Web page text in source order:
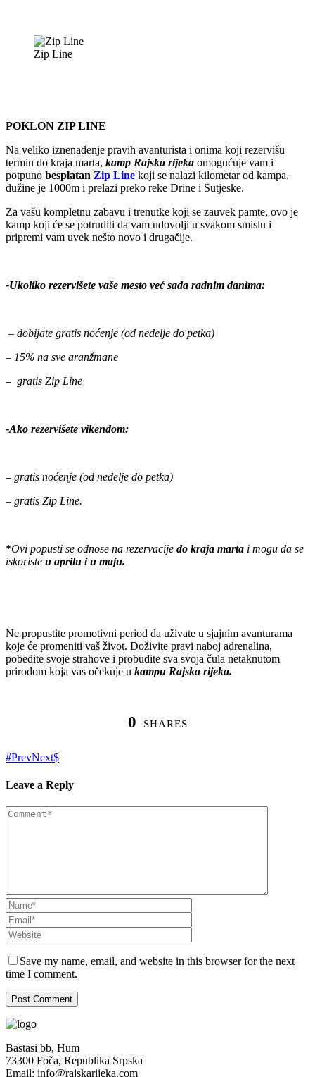
Zip Line
POKLON ZIP LINE
Na veliko iznenađenje pravih avanturista i onima koji rezervišu
termin do kraja marta, kamp Rajska rijeka omogućuje vam i
potpuno besplatan Zip Line koji se nalazi kilometar od kampa,
dužine je 1000m i prelazi preko reke Drine i Sutjeske.
Za vašu kompletnu zabavu i trenutke koji se zauvek pamte, ovo je
kamp koji će se potruditi da vam udovolji u svakom smislu i
pripremi vam uvek nešto novo i drugačije.
-Ukoliko rezervišete vaše mesto već sada radnim danima:
– dobijate gratis noćenje (od nedelje do petka)
– 15% na sve aranžmane
– gratis Zip Line
-Ako rezervišete vikendom:
– gratis noćenje (od nedelje do petka)
– gratis Zip Line.
*Ovi popusti se odnose na rezervacije do kraja marta i mogu da se
iskoriste u aprilu i u maju.
Ne propustite promotivni period da uživate u sjajnim avanturama
koje će promeniti vaš život. Doživite pravi naboj adrenalina,
pobedite svoje strahove i probudite sva svoja čula netaknutom
prirodom koja vas očekuje u kampu Rajska rijeka.
0 SHARES
PrevNext
Leave a Reply
Save my name, email, and website in this browser for the next
time I comment.
Bastasi bb, Hum
73300 Foča, Republika Srpska
Email: info@rajskarijeka.com